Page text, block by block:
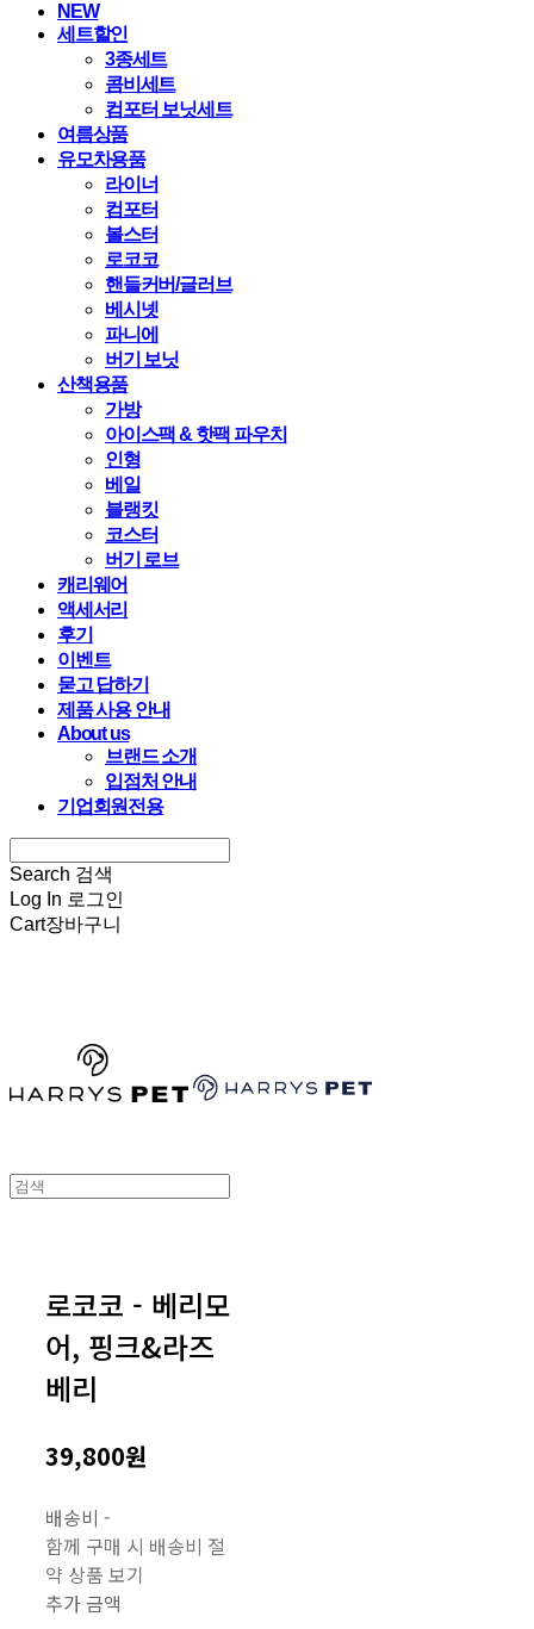
NEW
세트할인
3종세트
콤비세트
컴포터 보닛세트
여름상품
유모차용품
라이너
컴포터
볼스터
로코코
핸들커버/글러브
베시넷
파니에
버기 보닛
산책용품
가방
아이스팩 & 핫팩 파우치
인형
베일
블랭킷
코스터
버기 로브
캐리웨어
액세서리
후기
이벤트
묻고 답하기
제품 사용 안내
About us
브랜드 소개
입점처 안내
기업회원전용
Search 검색
Log In 로그인
Cart장바구니
로코코 - 베리모
어, 핑크&라즈
베리
39,800원
배송비-
함께 구매 시 배송비 절
약 상품 보기
추가 금액